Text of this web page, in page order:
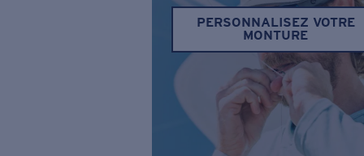
PERSONNALISEZ VOTRE
MONTURE